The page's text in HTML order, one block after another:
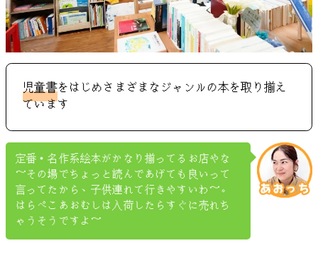
児童書をはじめさまざまなジャンルの本を取り揃え
ています
定番・名作系絵本がかなり揃ってるお店やな
～その場でちょっと読んであげても良いって
言ってたから、子供連れて行きやすいわ～。
はらぺこあおむしは入荷したらすぐに売れち
ゃうそうですよ～